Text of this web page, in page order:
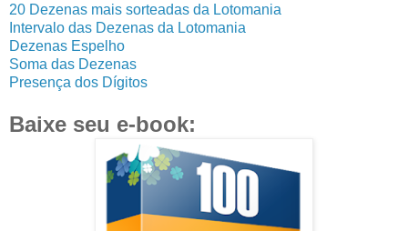
20 Dezenas mais sorteadas da Lotomania
Intervalo das Dezenas da Lotomania
Dezenas Espelho
Soma das Dezenas
Presença dos Dígitos
Baixe seu e-book: